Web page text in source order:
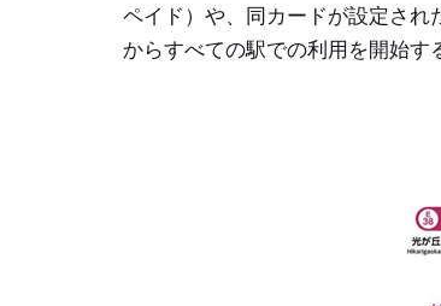
ペイド）や、同カードが設定さ
からすべての駅での利用を開始す